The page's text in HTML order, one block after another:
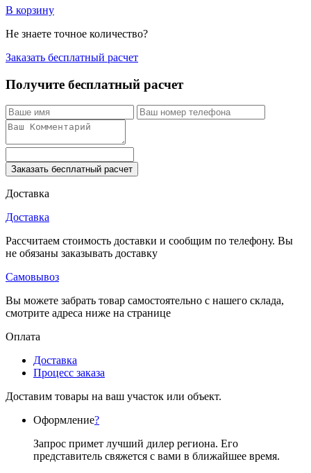
В корзину
Не знаете точное количество?
Заказать бесплатный расчет
Получите бесплатный расчет
Заказать бесплатный расчет
Доставка
Доставка
Рассчитаем стоимость доставки и сообщим по телефону. Вы
не обязаны заказывать доставку
Самовывоз
Вы можете забрать товар самостоятельно с нашего склада,
смотрите адреса ниже на странице
Оплата
Доставка
Процесс заказа
Доставим товары на ваш участок или объект.
Оформление?
Запрос примет лучший дилер региона. Его
представитель свяжется с вами в ближайшее время.